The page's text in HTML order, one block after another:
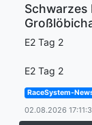
Schwarzes
E2 Tag 2
E2 Tag 2
RaceSystem-
02.08.2026